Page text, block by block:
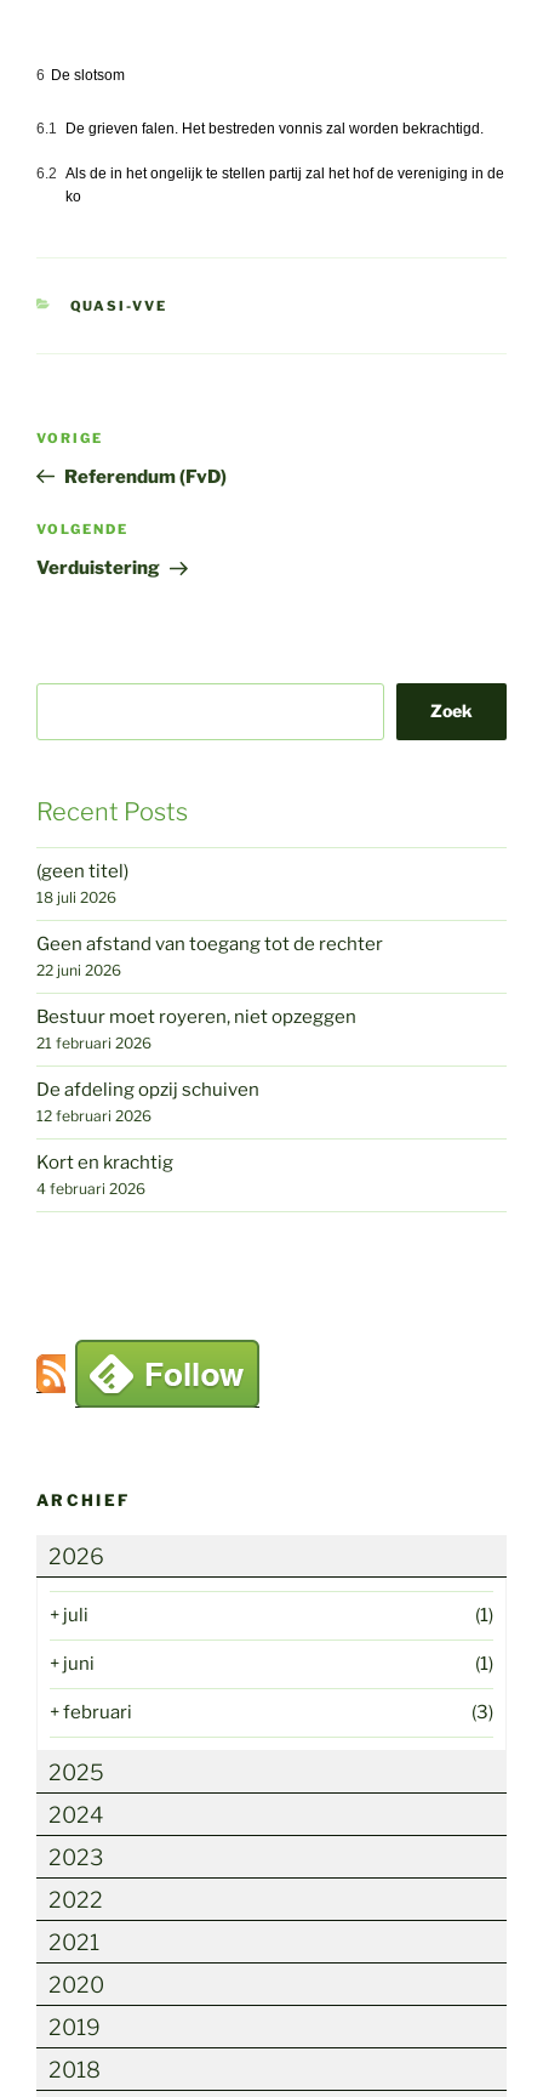
6 De slotsom
6.1 De grieven falen. Het bestreden vonnis zal worden bekrachtigd.
6.2 Als de in het ongelijk te stellen partij zal het hof de vereniging in de
ko
CATEGORIEËN
QUASI-VVE
Vorig
bericht
VORIGE
Referendum (FvD)
Volgend
bericht
VOLGENDE
Verduistering
Zoek
Recent Posts
(geen titel)
18 juli 2026
Geen afstand van toegang tot de rechter
22 juni 2026
Bestuur moet royeren, niet opzeggen
21 februari 2026
De afdeling opzij schuiven
12 februari 2026
Kort en krachtig
4 februari 2026
ARCHIEF
2026
+ juli (1)
+ juni (1)
+februari (3)
2025
2024
2023
2022
2021
2020
2019
2018